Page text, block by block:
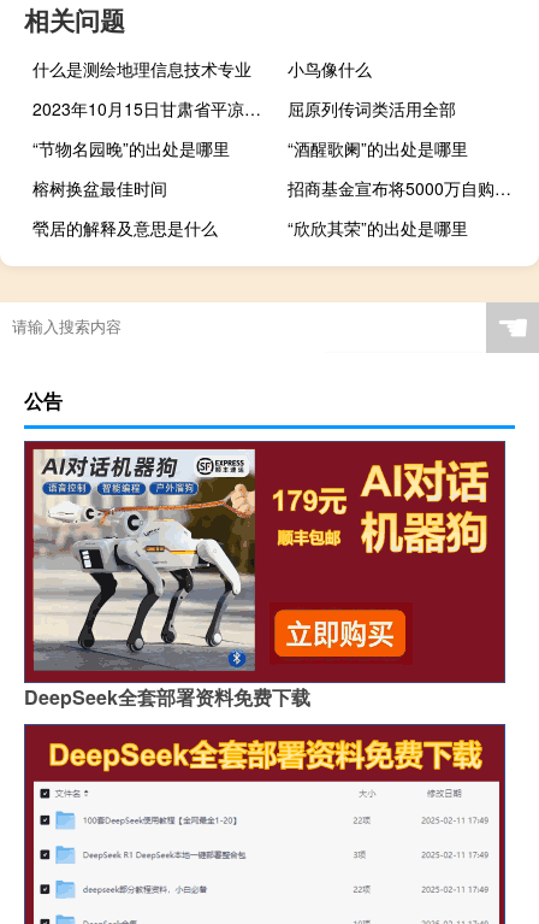
相关问题
什么是测绘地理信息技术专业
小鸟像什么
2023年10月15日甘肃省平凉市疫情大数据-今日/今天疫情全网搜索最新实时消息动态情况通知播报
屈原列传词类活用全部
“节物名园晚”的出处是哪里
“酒醒歌阑”的出处是哪里
榕树换盆最佳时间
招商基金宣布将5000万自购旗下基金
煢居的解释及意思是什么
“欣欣其荣”的出处是哪里
☚
公告
DeepSeek全套部署资料免费下载